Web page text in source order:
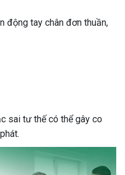
động tay chân đơn thuần,
sai tư thế có thể gây co